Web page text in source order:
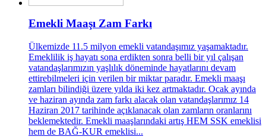
Emekli Maaşı Zam Farkı
Ülkemizde 11.5 milyon emekli vatandaşımız yaşamaktadır.
Emeklilik iş hayatı sona erdikten sonra belli bir yıl çalışan
vatandaşlarımızın yaşlılık döneminde hayatlarını devam
ettirebilmeleri için verilen bir miktar paradır. Emekli maaşı
zamları bilindiği üzere yılda iki kez artmaktadır. Ocak ayında
ve haziran ayında zam farkı alacak olan vatandaşlarımız 14
Haziran 2017 tarihinde açıklanacak olan zamların oranlarını
beklemektedir. Emekli maaşlarındaki artış HEM SSK emeklisi
hem de BAĞ-KUR emeklisi...